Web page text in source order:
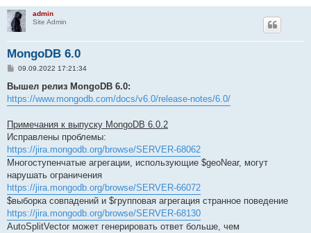
admin
Site Admin
MongoDB 6.0
С
о
щ
и
е
09.09.2022 17:21:34
Вышел релиз MongoDB 6.0:
https://www.mongodb.com/docs/v6.0/release-notes/6.0/
Примечания к выпуску MongoDB 6.0.2
Исправлены проблемы:
https://jira.mongodb.org/browse/SERVER-68062
Многоступенчатые агрегации, использующие $geoNear, могут
нарушать ограничения
https://jira.mongodb.org/browse/SERVER-66072
$выборка совпадений и $групповая агрегация странное поведение
https://jira.mongodb.org/browse/SERVER-68130
AutoSplitVector может генерировать ответ больше, чем